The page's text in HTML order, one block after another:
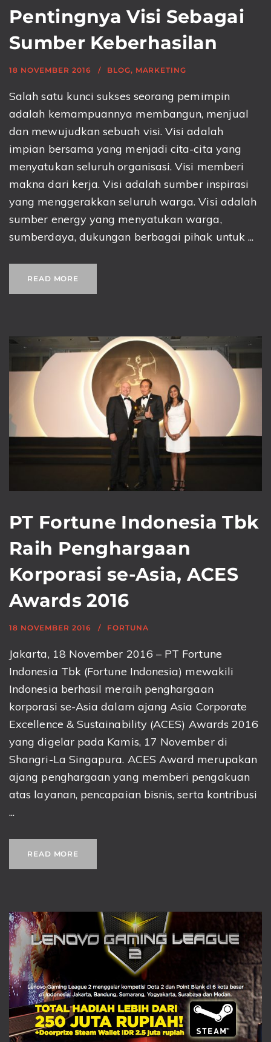
Pentingnya Visi Sebagai
Sumber Keberhasilan
18 NOVEMBER 2016 BLOG, MARKETING
Salah satu kunci sukses seorang pemimpin
adalah kemampuannya membangun, menjual
dan mewujudkan sebuah visi. Visi adalah
impian bersama yang menjadi cita-cita yang
menyatukan seluruh organisasi. Visi memberi
makna dari kerja. Visi adalah sumber inspirasi
yang menggerakkan seluruh warga. Visi adalah
sumber energy yang menyatukan warga,
sumberdaya, dukungan berbagai pihak untuk ...
READ MORE
PT Fortune Indonesia Tbk
Raih Penghargaan
Korporasi se-Asia, ACES
Awards 2016
18 NOVEMBER 2016 FORTUNA
Jakarta, 18 November 2016 – PT Fortune
Indonesia Tbk (Fortune Indonesia) mewakili
Indonesia berhasil meraih penghargaan
korporasi se-Asia dalam ajang Asia Corporate
Excellence & Sustainability (ACES) Awards 2016
yang digelar pada Kamis, 17 November di
Shangri-La Singapura. ACES Award merupakan
ajang penghargaan yang memberi pengakuan
atas layanan, pencapaian bisnis, serta kontribusi
...
READ MORE